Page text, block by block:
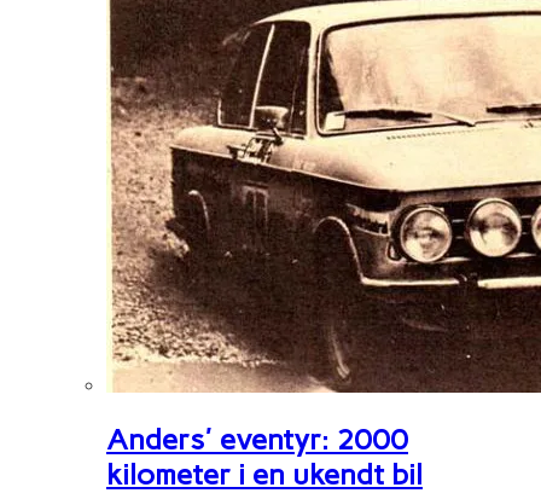
Anders' eventyr: 2000
kilometer i en ukendt bil